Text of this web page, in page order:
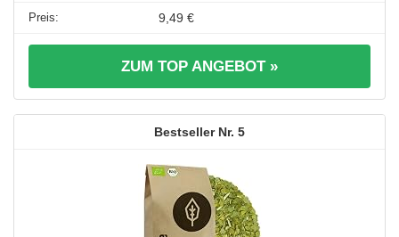
9,49 €
ZUM TOP ANGEBOT »
5